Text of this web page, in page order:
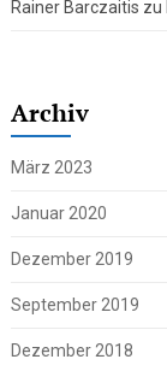
Rainer Barczaitis zu
Archiv
März 2023
Januar 2020
Dezember 2019
September 2019
Dezember 2018